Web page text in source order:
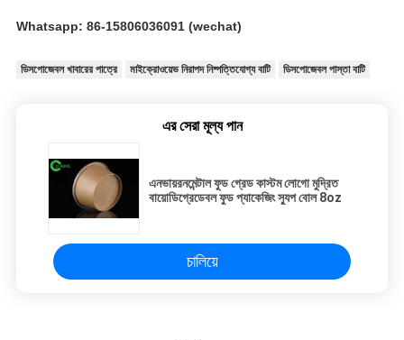
Whatsapp: 86-15806036091 (wechat)
ডিসপোজেবল খাবারের পাত্রে মাইক্রোওয়েভ নিরাপদ নিষ্পত্তিযোগ্য বাটি ডিসপোজেবল পাস্তা বাটি
এর সেরা মূল্য পান
এনভায়রনমেন্টাল ফুড গ্রেড কাস্টম লোগো মুদ্রিত
বায়োডিগ্রেডেবল ফুড প্যাকেজিং স্যুপ বোল 8oz
চালিয়ে